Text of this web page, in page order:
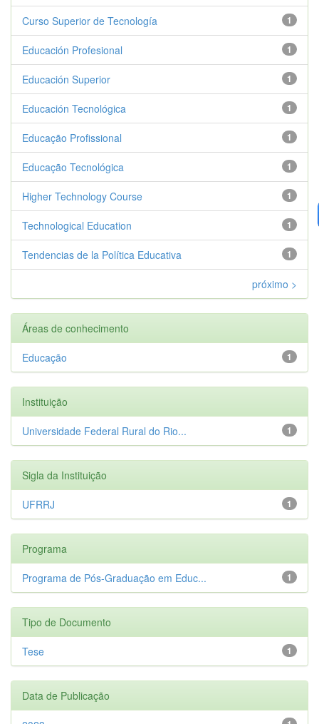
1
Curso Superior de Tecnología
1
Educación Profesional
1
Educación Superior
1
Educación Tecnológica
1
Educação Profissional
1
Educação Tecnológica
1
Higher Technology Course
1
Technological Education
1
Tendencias de la Política Educativa
próximo >
Áreas de conhecimento
1
Educação
Instituição
1
Universidade Federal Rural do Rio...
Sigla da Instituição
1
UFRRJ
Programa
1
Programa de Pós-Graduação em Educ...
Tipo de Documento
1
Tese
Data de Publicação